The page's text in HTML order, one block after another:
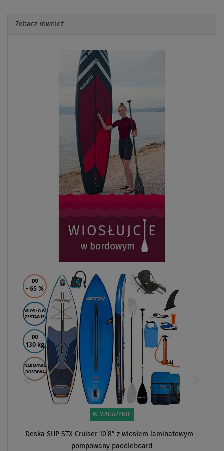
Zobacz również
DO
- 65 %
WIOSŁO W
ZESTAWIE
DO
130 kg
DARMOWA
DOSTAWA
W MAGAZYNIE
Deska SUP STX Cruiser 10’8” z wiosłem laminatowym -
pompowany paddleboard